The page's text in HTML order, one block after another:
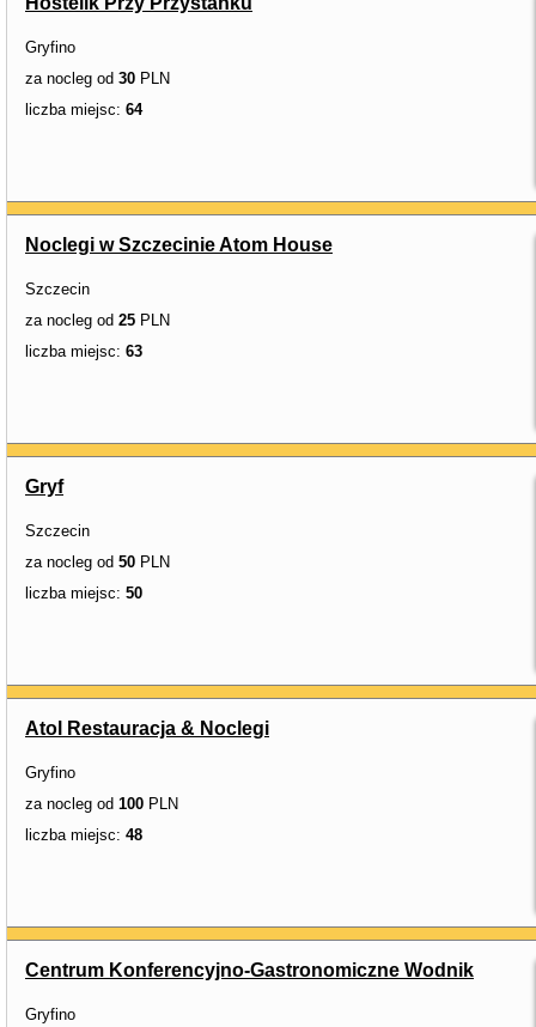
Gryfino
za nocleg od 30 PLN
liczba miejsc: 64
Noclegi w Szczecinie Atom House
Szczecin
za nocleg od 25 PLN
liczba miejsc: 63
Gryf
Szczecin
za nocleg od 50 PLN
liczba miejsc: 50
Atol Restauracja & Noclegi
Gryfino
za nocleg od 100 PLN
liczba miejsc: 48
Centrum Konferencyjno-Gastronomiczne Wodnik
Gryfino